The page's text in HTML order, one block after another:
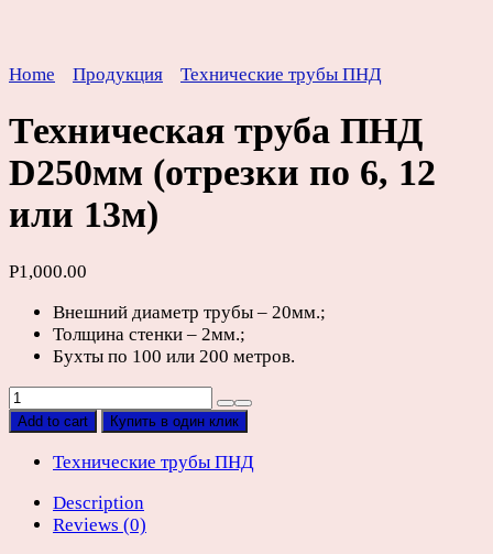
Home Продукция Технические трубы ПНД
Техническая труба ПНД
D250мм (отрезки по 6, 12
или 13м)
Р1,000.00
Внешний диаметр трубы – 20мм.;
Толщина стенки – 2мм.;
Бухты по 100 или 200 метров.
Техническая
труба
D250мм
Add to cart Купить в один клик
Технические трубы ПНД
Description
Reviews (0)